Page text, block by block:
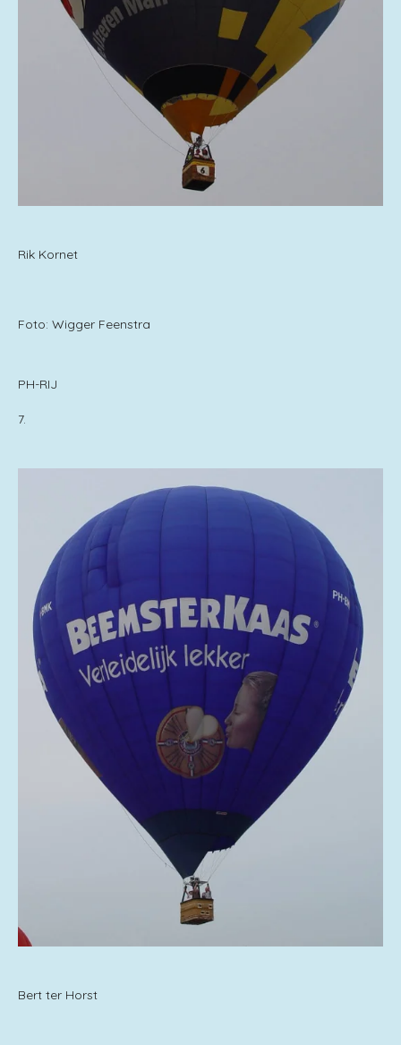
Rik Kornet
Foto: Wigger Feenstra
PH-RIJ
7.
Bert ter Horst